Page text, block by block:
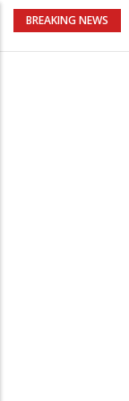
BREAKING NEWS